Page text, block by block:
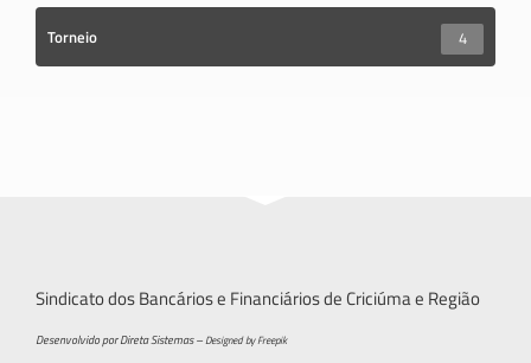
Torneio 4
Sindicato dos Bancários e Financiários de Criciúma e Região
Desenvolvido por Direta Sistemas –Designed by Freepik